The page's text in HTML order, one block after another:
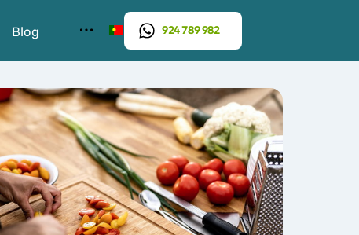
Blog
Escola de línguas
PT
DE
EN
924 789 982